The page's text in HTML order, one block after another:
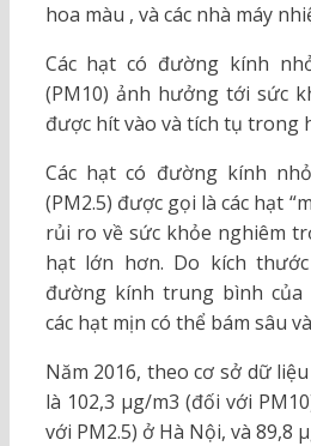
hoa màu , và các nhà máy
Các hạt có đường kính
(PM10) ảnh hưởng tới sức
được hít vào và tích tụ trong
Các hạt có đường kính
(PM2.5) được gọi là các hạt
rủi ro về sức khỏe nghiêm
hạt lớn hơn. Do kích
đường kính trung bình của
các hạt mịn có thể bám sâu
Năm 2016, theo cơ sở dữ
là 102,3 μg/m3 (đối với
với PM2.5) ở Hà Nội, và 89,8